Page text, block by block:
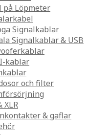
på Löpmeter
Signalkablar
Signalkablar & USB
kablar
och filter
XLR
& gaflar